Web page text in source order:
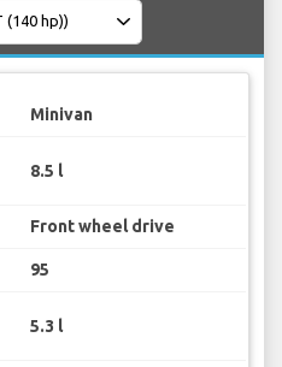
Minivan
8.5 l
Front wheel drive
95
5.3 l